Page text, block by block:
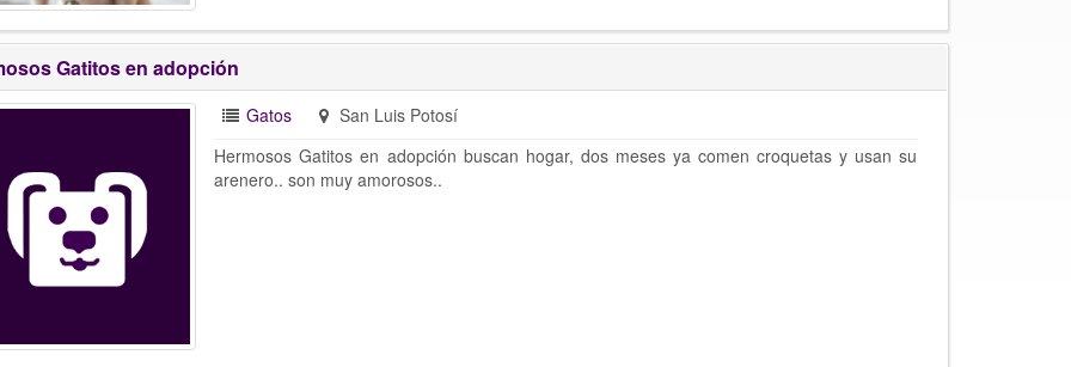
Gatitos en adopción
Gatos
San Luis Potosí
Hermosos Gatitos en adopción buscan hogar, dos meses ya comen croquetas y usan su
arenero.. son muy amorosos..